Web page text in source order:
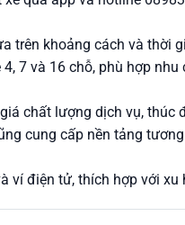
trên khoảng cách và thời
7 và 16 chỗ, phù hợp
chất lượng dịch vụ, thúc
cung cấp nền tảng
ví điện tử, thích hợp với